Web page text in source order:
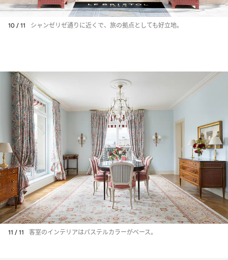
10 / 11 シャンゼリゼ通りに近くで、旅の拠点としても好立地。
11 / 11 客室のインテリアはパステルカラーがベース。